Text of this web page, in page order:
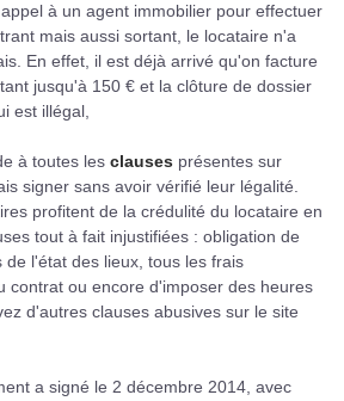
à un agent immobilier pour effectuer
mais aussi sortant, le locataire n'a
En effet, il est déjà arrivé qu'on facture
jusqu'à 150 € et la clôture de dossier
est illégal,
à toutes les clauses présentes sur
signer sans avoir vérifié leur légalité.
profitent de la crédulité du locataire en
tout à fait injustifiées : obligation de
de l'état des lieux, tous les frais
contrat ou encore d'imposer des heures
d'autres clauses abusives sur le site
a signé le 2 décembre 2014, avec